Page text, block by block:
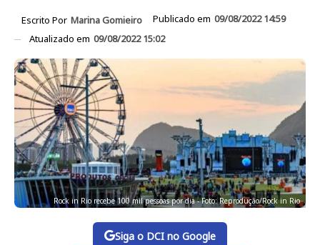
Escrito Por Marina Gomieiro Publicado em 09/08/2022 14:59
Atualizado em 09/08/2022 15:02
Rock in Rio recebe 100 mil pessoas por dia - Foto: Reprodução/Rock in Rio
Siga o DCI no Google